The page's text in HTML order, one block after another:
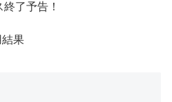
了予告！
果